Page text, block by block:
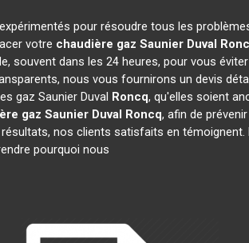
pour résoudre tous les
votre chaudière gaz Saunier Duval
dans les 24 heures, pour vous
nous vous fournirons un devis
gaz Saunier Duval Roncq, qu'elles soient
gaz Saunier Duval Roncq, afin de
nos clients satisfaits en
pourquoi nous